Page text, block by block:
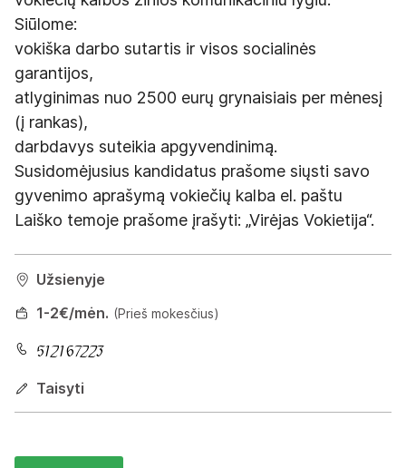
Siūlome:
vokiška darbo sutartis ir visos socialinės
garantijos,
atlyginimas nuo 2500 eurų grynaisiais per mėnesį
(į rankas),
darbdavys suteikia apgyvendinimą.
Susidomėjusius kandidatus prašome siųsti savo
gyvenimo aprašymą vokiečių kalba el. paštu
Laiško temoje prašome įrašyti: „Virėjas Vokietija“.
Užsienyje
1-2€/mėn. (Prieš mokesčius)
Taisyti